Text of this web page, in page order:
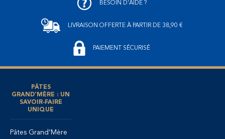
BESOIN D'AIDE ?
LIVRAISON OFFERTE À PARTIR DE 38,90 €
PAIEMENT SÉCURISÉ
PÂTES
GRAND’MÈRE : UN
SAVOIR-FAIRE
UNIQUE
Pâtes Grand’Mère